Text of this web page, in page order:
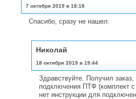
7 октября 2019 в 18:18
Спасибо, сразу не нашел.
Николай
18 октября 2019 в 19:44
Здравствуйте. Получил
подключения ПТФ (комплект
нет инструкции для